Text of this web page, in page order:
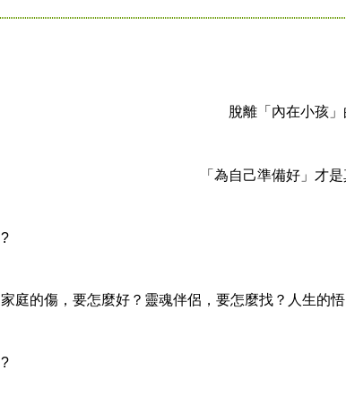
脫離「內在小孩
「為自己準備好」才
?
家庭的傷，要怎麼好？靈魂伴侶，要怎麼找？人生的
?